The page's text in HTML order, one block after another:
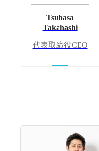
Tsubasa
Takahashi
代表取締役CEO